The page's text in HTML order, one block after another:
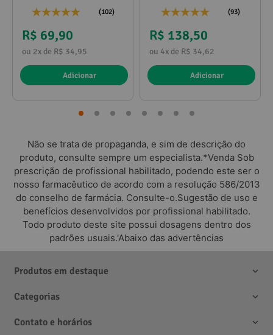
(102)
R$ 69,90
ou 2x de R$ 34,95
Adicionar
(93)
R$ 138,50
ou 4x de R$ 34,62
Adicionar
Não se trata de propaganda, e sim de descrição do
produto, consulte sempre um especialista.*Venda Sob
prescrição de profissional habilitado, podendo este ser o
nosso farmacêutico de acordo com a resolução 586/2013
do conselho de farmácia. Consulte-o.Sugestão de uso e
benefícios desenvolvidos por profissional habilitado.
Todo produto deste site possui dosagens dentro dos
padrões usuais.'Abaixo das advertências
Produtos em destaque
Categorias
Contato e horários